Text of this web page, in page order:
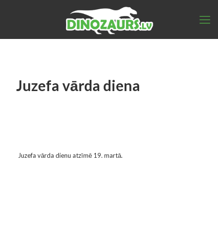
Juzefa vārda diena
Juzefa vārda dienu atzīmē 19. martā.